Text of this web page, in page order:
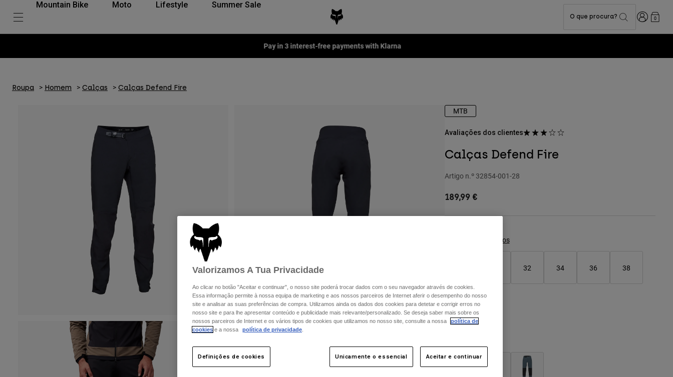
Mountain Bike Moto Lifestyle Summer Sale
O que procura? Iniciar0
Fox LAB Capsule Collection -Shop now
Roupa Homem Calças Calças Defend Fire
MTB
Avaliações dos clientes
Calças Defend Fire
Artigo n.º 32854-001-28
189,99 €
Guia de Tamanhos
selecionado
32 34 36 38
40
Valorizamos A Tua Privacidade
Ao clicar no botão "Aceitar e continuar", o nosso site poderá trocar dados com o seu navegador através de cookies.
Essa informação permite à nossa equipa de marketing e aos nossos parceiros de Internet aferir o desempenho do nosso
site e analisar as suas preferências de compra. Utilizamos ainda os dados dos cookies para detetar e corrigir erros no
nosso site e para lhe apresentar conteúdo e publicidade mais relevante/personalizado. Se deseja saber mais sobre os
nossos parceiros de Internet e os vários tipos de cookies que utilizamos no nosso site, consulte a nossa
política de
cookies e a nossa política de privacidade
Definições de cookies Unicamente o essencial Aceitar e continuar